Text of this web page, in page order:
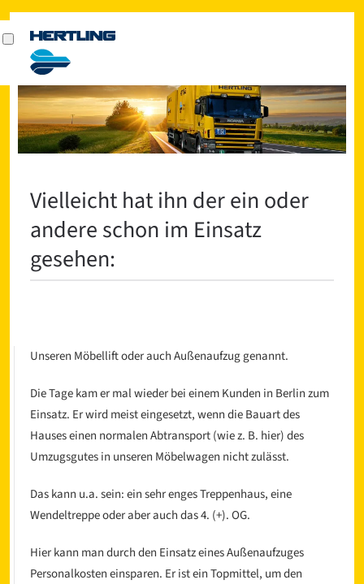
Vielleicht hat ihn der ein oder
andere schon im Einsatz
gesehen:
Unseren Möbellift oder auch Außenaufzug genannt.
Die Tage kam er mal wieder bei einem Kunden in Berlin zum
Einsatz. Er wird meist eingesetzt, wenn die Bauart des
Hauses einen normalen Abtransport (wie z. B. hier) des
Umzugsgutes in unseren Möbelwagen nicht zulässt.
Das kann u.a. sein: ein sehr enges Treppenhaus, eine
Wendeltreppe oder aber auch das 4. (+). OG.
Hier kann man durch den Einsatz eines Außenaufzuges
Personalkosten einsparen. Er ist ein Topmittel, um den